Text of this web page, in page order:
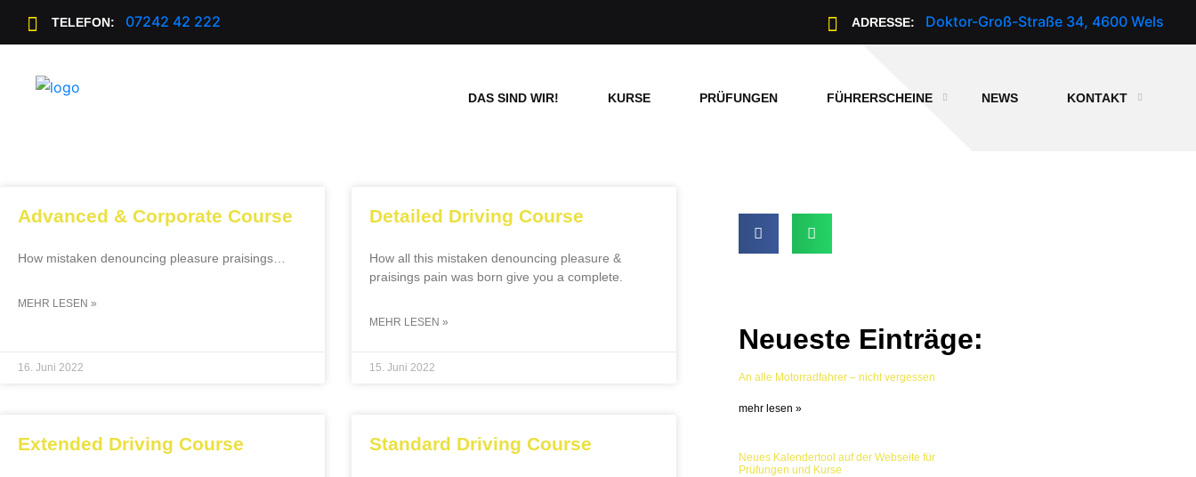
TELEFON: 07242 42 222 ADRESSE: Doktor-Groß-Straße 34, 4600 Wels
DAS SIND WIR! KURSE PRÜFUNGEN FÜHRERSCHEINE NEWS KONTAKT
Advanced & Corporate Course
How mistaken denouncing pleasure praisings…
MEHR LESEN »
16. Juni 2022
Detailed Driving Course
How all this mistaken denouncing pleasure &
praisings pain was born give you a complete.
MEHR LESEN »
15. Juni 2022
Extended Driving Course Standard Driving Course
Neueste Einträge:
An alle Motorradfahrer – nicht vergessen
mehr lesen »
Neues Kalendertool auf der Webseite für
Prüfungen und Kurse